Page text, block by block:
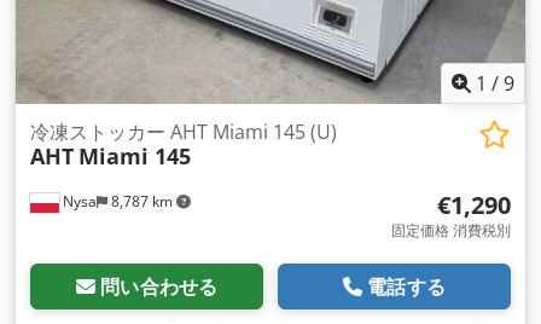
1 /9
Nysa 8,787 km
冷凍ストッカー AHT Miami 145 (U)
AHT Miami 145
€1,290
固定価格 消費税別
問い合わせる 電話する